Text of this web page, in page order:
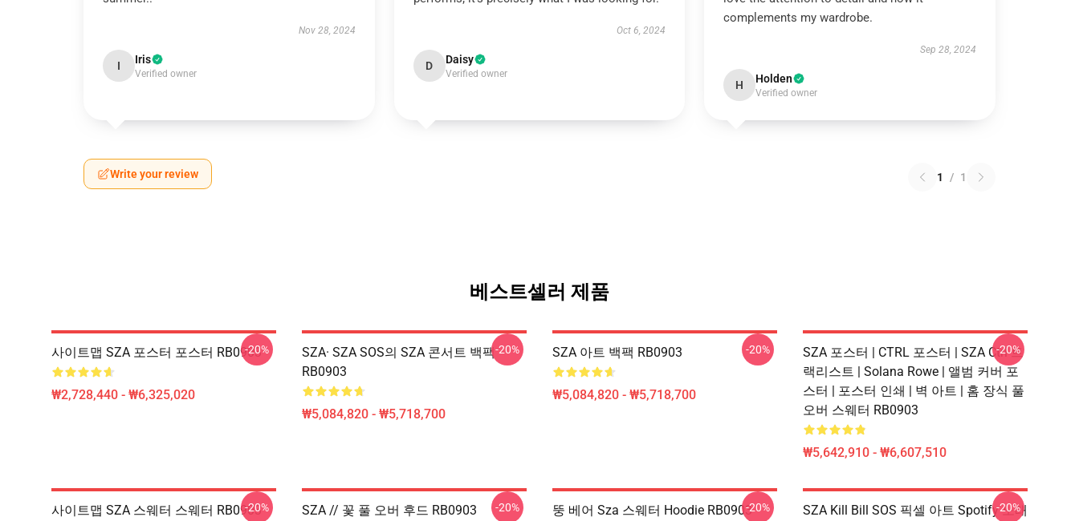
Nov 28, 2024
I Iris
Verified owner
Oct 6, 2024
D Daisy
Verified owner
complements my wardrobe.
Sep 28, 2024
H Holden
Verified owner
Write your review 1 / 1
베스트셀러 제품
사이트맵 SZA 포스터 포스터 RB0903
₩2,728,440 - ₩6,325,020
-20%
SZA· SZA SOS의 SZA 콘서트 백팩
RB0903
₩5,084,820 - ₩5,718,700
-20% SZA 아트 백팩 RB0903
₩5,084,820 - ₩5,718,700
-20%
SZA 포스터 | CTRL 포스터 | SZA Ctrl 트
랙리스트 | Solana Rowe | 앨범 커버 포
스터 | 포스터 인쇄 | 벽 아트 | 홈 장식 풀
오버 스웨터 RB0903
₩5,642,910 - ₩6,607,510
-20%
사이트맵 SZA 스웨터 스웨터 RB0903
-20% SZA // 꽃 풀 오버 후드 RB0903 -20% 뚱 베어 Sza 스웨터 Hoodie RB0903-20%
SZA Kill Bill SOS 픽셀 아트 Spotify 노래
-20%